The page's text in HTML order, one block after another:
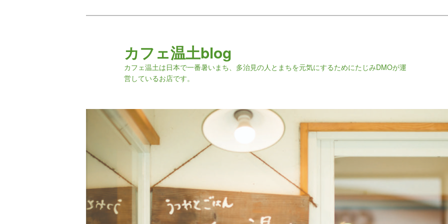
カフェ温土blog
カフェ温土は日本で一番暑いまち、多治見の人とまちを元気にするためにたじみDMOが運
営しているお店です。